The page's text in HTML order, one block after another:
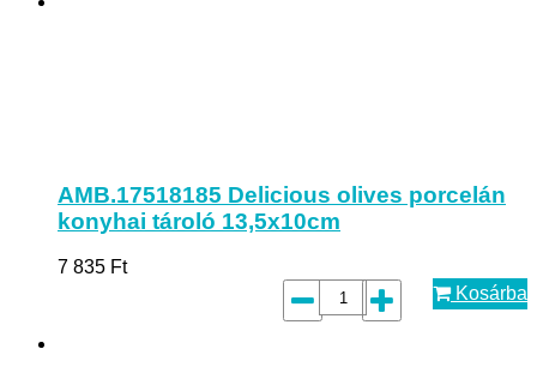
AMB.17518185 Delicious olives porcelán
konyhai tároló 13,5x10cm
7 835 Ft
Kosárba